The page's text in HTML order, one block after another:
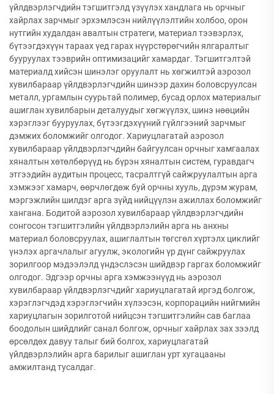
үйлдвэрлэгчдийн тэгшитгэлд үзүүлэх хандлага нь орчныг
хайрлах зарчмыг эрхэмлэсэн нийлүүлэлтийн холбоо, орон
нутгийн худалдан авалтын стратеги, материал тээвэрлэх,
бүтээгдэхүүн тараах үед гарах нүүрстөрөгчийн ялгаралтыг
бууруулах тээврийн оптимизацийг хамардаг. Тэгшитгэлтэй
материалд хийсэн шинэлэг оруулалт нь хөгжилтэй аэрозол
хувилбараар үйлдвэрлэгчдийн шинээр дахин боловсруулсан
металл, ургамлын суурьтай полимер, бусад орлох материалыг
ашиглан хувилбарын деталуудыг хөгжүүлэх, шинэ нөөцийн
хэрэглээг бууруулах, бүтээгдэхүүний гүйлгээний зарчмыг
дэмжих боломжийг олгодог. Хариуцлагатай аэрозол
хувилбараар үйлдвэрлэгчдийн байгуулсан орчныг хамгаалах
хяналтын хөтөлбөрүүд нь бүрэн хяналтын систем, гуравдагч
этгээдийн аудитын процесс, тасралтгүй сайжруулалтын арга
хэмжээг хамарч, өөрчлөгдөж буй орчны хууль, дүрэм журам,
мэргэжлийн шилдэг арга зүйд нийцүүлэн ажиллах боломжийг
хангана. Бодитой аэрозол хувилбараар үйлдвэрлэгчдийн
сонгосон тэгшитгэлийн үйлдвэрлэлийн арга нь анхны
материал боловсруулах, ашиглалтын төгсгөл хүртэлх циклийг
үнэлэх аргачлалыг агуулж, экологийн үр дүнг сайжруулах
зорилгоор мэдээлэлд үндэслэсэн шийдвэр гаргах боломжийг
олгодог. Эдгээр орчны арга хэмжээнүүд нь аэрозол
хувилбараар үйлдвэрлэгчдийг хариуцлагатай иргэд болгож,
хэрэглэгчдэд хэрэглэгчийн хүлээсэн, корпорацийн нийгмийн
хариуцлагын зорилготой нийцсэн тэгшитгэлийн сав баглаа
боодолын шийдлийг санал болгож, орчныг хайрлах зах зээлд
өрсөлдөх давуу талыг бий болгох, хариуцлагатай
үйлдвэрлэлийн арга барилыг ашиглан урт хугацааны
амжилтанд тусалдаг.